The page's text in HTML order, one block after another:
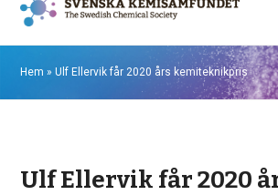
Hem »Ulf Ellervik får 2020 års kemiteknikpris
Ulf Ellervik får 2020